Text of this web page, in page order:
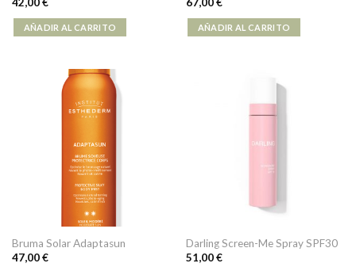
AÑADIR AL CARRITO AÑADIR AL CARRITO
Bruma Solar Adaptasun
47,00€
Darling Screen-Me Spray SPF30
51,00€